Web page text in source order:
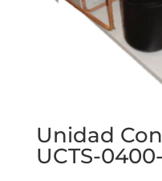
Unidad
UCTS-